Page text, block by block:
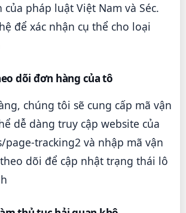
pháp luật Việt Nam và Séc.
để xác nhận cụ thể cho loại
dõi đơn hàng của tô
chúng tôi sẽ cung cấp mã vận
dễ dàng truy cập website của
page-tracking2 và nhập mã vận
dõi để cập nhật trạng thái lô